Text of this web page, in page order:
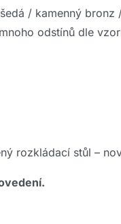
/ kamenný bronz
odstínů dle
rozkládací stůl –